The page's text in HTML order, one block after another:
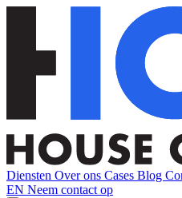
Diensten Over ons Cases Blog
EN Neem contact op